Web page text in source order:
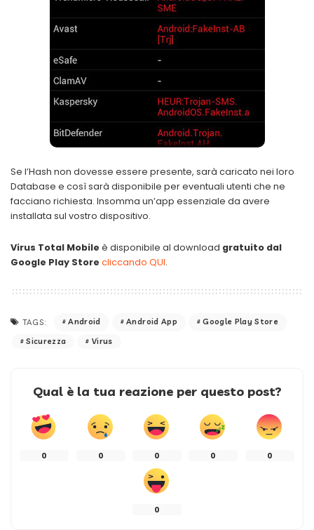
Se l’Hash non dovesse essere presente, sarà caricato nei loro
Database e così sarà disponibile per eventuali utenti che ne
facciano richiesta. Insomma un’app essenziale da avere
installata sul vostro dispositivo.
Virus Total Mobile è disponibile al download gratuito dal
Google Play Store cliccando QUI.
TAGS: Android Android App
Google Play Store
Sicurezza
Virus
Qual è la tua reazione per questo post?
0 0 0 0 0
0